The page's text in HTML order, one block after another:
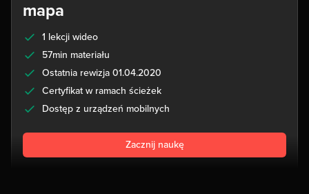
mapa
1 lekcji wideo
57min materiału
Ostatnia rewizja 01.04.2020
Certyfikat w ramach ścieżek
Dostęp z urządzeń mobilnych
Zacznij naukę